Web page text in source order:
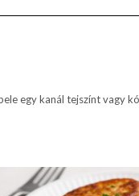
egy kanál tejszínt vagy